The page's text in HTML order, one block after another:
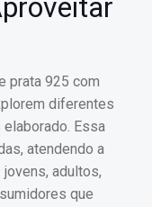
prata 925 com
diferentes
Essa
atendendo a
adultos,
que